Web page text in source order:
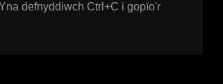
defnyddiwch Ctrl+C i gopïo'r